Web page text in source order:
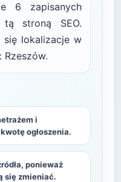
6 zapisanych
stroną SEO.
się lokalizacje w
i
ogłoszenia.
ponieważ
się zmieniać.